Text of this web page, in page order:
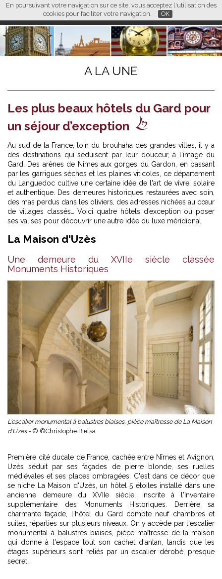
En poursuivant votre navigation sur ce site, vous acceptez l'utilisation des
cookies pour faciliter votre navigation.
OK
FR EN CN
L M
A LA UNE
Les plus beaux hôtels du Gard pour
un séjour d’exception
Au sud de la France, loin du brouhaha des grandes villes, il y a
des destinations qui séduisent par leur douceur, à l'image du
Gard. Des arènes de Nîmes aux gorges du Gardon, en passant
par les garrigues sèches et les plaines viticoles, ce département
du Languedoc cultive une certaine idée de l'art de vivre, solaire
et authentique. Des demeures historiques restaurées avec soin,
des mas perdus dans les oliviers, des adresses nichées au cœur
de villages classés… Voici quatre hôtels d’exception où poser
ses valises pour découvrir une autre idée du luxe méridional.
La Maison d'Uzès
Une demeure du XVIIe siècle classée
Monuments Historiques
L'escalier monumental à balustres biaises, pièce maîtresse de La Maison
d'Uzès - © ©Christophe Bielsa
Première cité ducale de France, cachée entre Nîmes et Avignon,
Uzès séduit par ses façades de pierre blonde, ses ruelles
médiévales et ses places ombragées. C'est dans ce décor que
se niche La Maison d'Uzès, un hôtel 5 étoiles installé dans une
ancienne demeure du XVIIe siècle, inscrite à l'Inventaire
supplémentaire des Monuments Historiques. Derrière sa
charmante façade, l'hôtel du Gard compte neuf chambres et
suites, réparties sur plusieurs niveaux. On y accède par l'escalier
monumental à balustres biaises, pièce maîtresse de la maison
qui donne à l'espace tout son cachet d'antan, tandis que les
étages supérieurs sont reliés par un escalier dérobé, presque
secret.